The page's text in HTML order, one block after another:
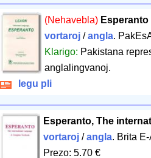
(Nehavebla) Esperanto
vortaroj /angla.
Klarigo: Pakistana
anglalingvanoj.
legu pli
Esperanto, The
vortaroj /angla. Brita
Prezo: 5.70 €